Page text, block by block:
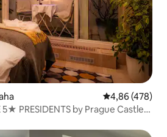
Priemerné
4,86 (478)
5★ PRESIDENTS by Prague Castle,